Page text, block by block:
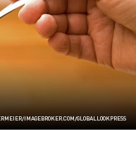
IMAGEBROKER.COM/GLOBALLOOKPRESS